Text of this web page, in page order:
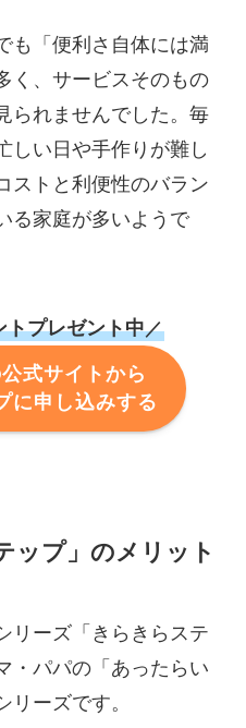
も「便利さ自体には満
く、サービスそのもの
られませんでした。毎
しい日や手作りが難し
ストと利便性のバラン
る家庭が多いようで
トプレゼント中／
式サイトから
に申し込みする
ップ」のメリット
リーズ「きらきらステ
・パパの「あったらい
ーズです。